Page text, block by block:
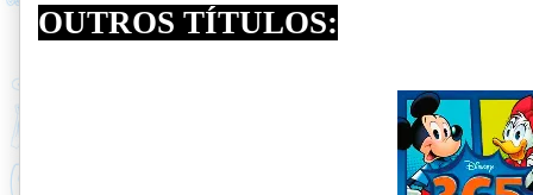
OUTROS TÍTULOS: